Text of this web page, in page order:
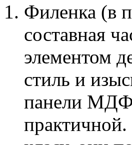
Филенка (в
составная
элементом
стиль и
панели МДФ
практичной.